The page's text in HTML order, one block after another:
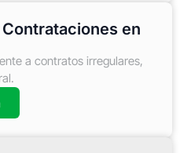
en
a contratos irregulares,